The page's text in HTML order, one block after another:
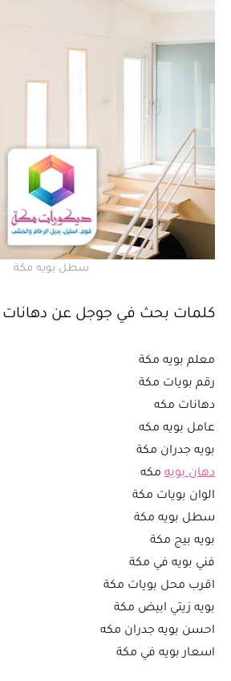
سطل بويه مكة
كلمات بحث في جوجل عن
معلم بويه مكة
رقم بويات مكة
دهانات مكه
عامل بويه مكه
بويه جدران مكة
دهان بويه مكه
الوان بويات مكة
سطل بويه مكة
بويه بيج مكة
فني بويه في مكة
اقرب محل بويات مكة
بويه زيتي ابيض مكة
احسن بويه جدران مكه
اسعار بويه في مكة